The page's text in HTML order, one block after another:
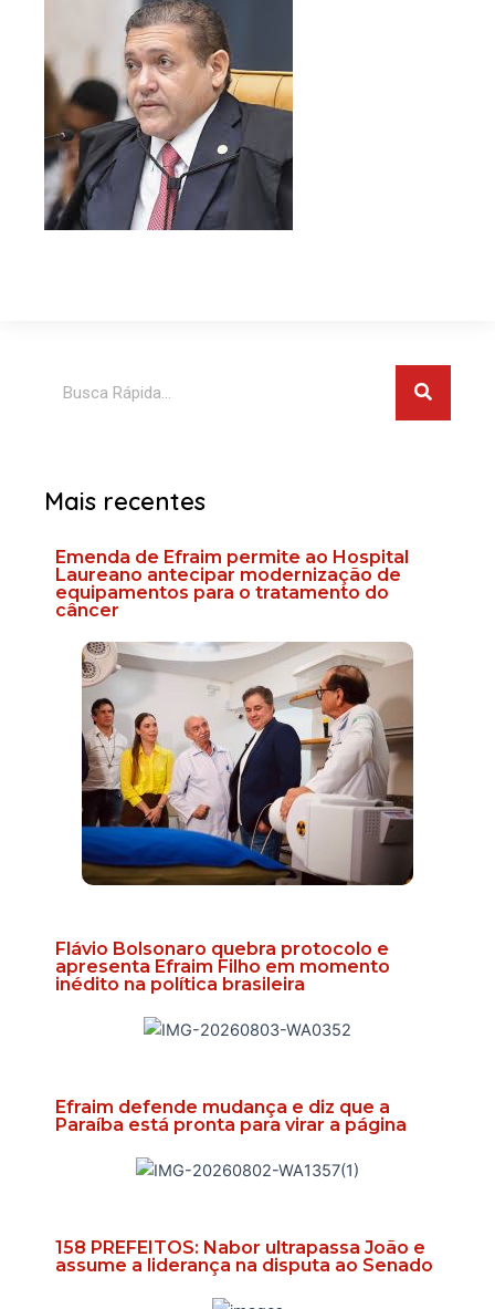
Mais recentes
Emenda de Efraim permite ao Hospital
Laureano antecipar modernização de
equipamentos para o tratamento do
câncer
Flávio Bolsonaro quebra protocolo e
apresenta Efraim Filho em momento
inédito na política brasileira
Efraim defende mudança e diz que a
Paraíba está pronta para virar a página
158 PREFEITOS: Nabor ultrapassa João e
assume a liderança na disputa ao Senado